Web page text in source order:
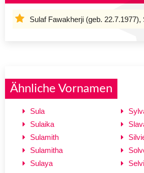
Sulaf Fawakherji (geb. 22.7.1977),
Ähnliche Vornamen
Sula
Sulaika
Sulamith
Sulamitha
Sulaya
Selvi